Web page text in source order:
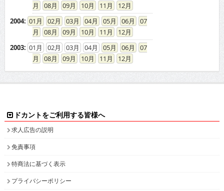
08
09 10 11
12
2004: 01 02 03 04 05 06
07
08
09 10 11
12
2003: 01 02 03 04 05 06
07
08
09 10 11 12
ドカントをご利用する皆様へ
求人広告の説明
免責事項
特商法に基づく表示
プライバシーポリシー